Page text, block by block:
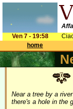
Ven 7 - 19:58
home
Near a tree by a river
there's a hole in the